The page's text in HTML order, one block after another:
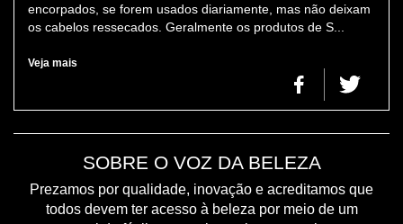
encorpados, se forem usados diariamente, mas não deixam
os cabelos ressecados. Geralmente os produtos de S...
Veja mais
SOBRE O VOZ DA BELEZA
Prezamos por qualidade, inovação e acreditamos que
todos devem ter acesso à beleza por meio de um